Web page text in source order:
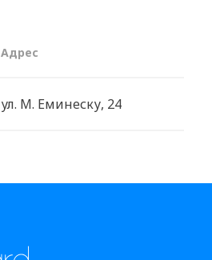
Aдрес
ул. М. Еминеску, 24